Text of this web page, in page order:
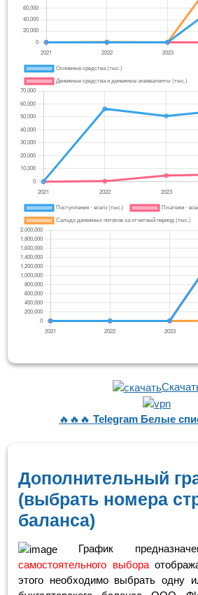
🔥🔥🔥 Telegram Белые
Дополнительный
(выбрать номера
баланса)
График
самостоятельного выбора
этого необходимо выбрать одну